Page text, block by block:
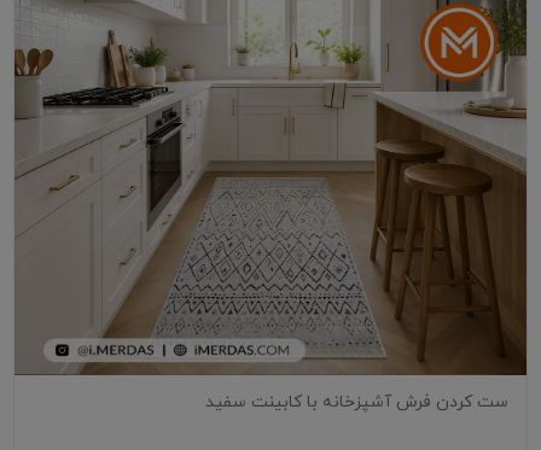
ست کردن فرش آشپزخانه با کابینت سفید